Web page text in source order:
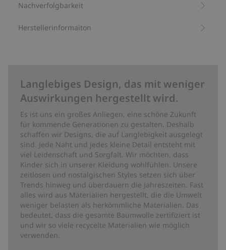
Nachverfolgbarkeit
Herstellerinformaiton
Langlebiges Design, das mit weniger
Auswirkungen hergestellt wird.
Es ist uns ein großes Anliegen, eine schöne Zukunft
für kommende Generationen zu gestalten. Deshalb
schaffen wir Designs, die auf Langlebigkeit ausgelegt
sind. Jede Naht und jedes kleine Detail entsteht mit
viel Leidenschaft und Sorgfalt. Wir möchten, dass
Kinder sich in unserer Kleidung wohlfühlen. Unsere
zeitlosen und nostalgischen Styles setzen sich über
Trends hinweg und überdauern die Jahreszeiten. Fast
alles wird aus Materialien hergestellt, die die Umwelt
weniger belasten als herkömmliche Materialien. Das
bedeutet, dass die gesamte Baumwolle zertifiziert ist
und wir so viele recycelte Materialien wie möglich
verwenden.